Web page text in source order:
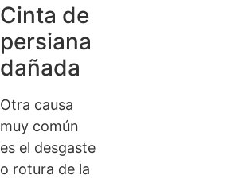
Cinta de
persiana
dañada
Otra causa
muy común
es el desgaste
o rotura de la